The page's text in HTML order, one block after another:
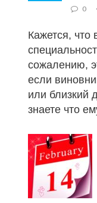
0
Кажется, что
сожалению,
если
или близкий
знаете что